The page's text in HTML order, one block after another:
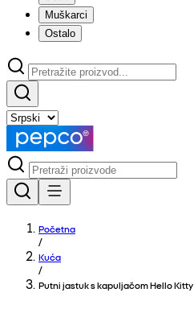
Muškarci
Ostalo
Početna
/
Kuća
/
Putni jastuk s kapuljačom Hello Kitty